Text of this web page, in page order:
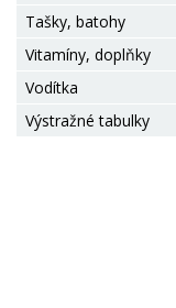
Tašky, batohy
Vitamíny, doplňky
Vodítka
Výstražné tabulky